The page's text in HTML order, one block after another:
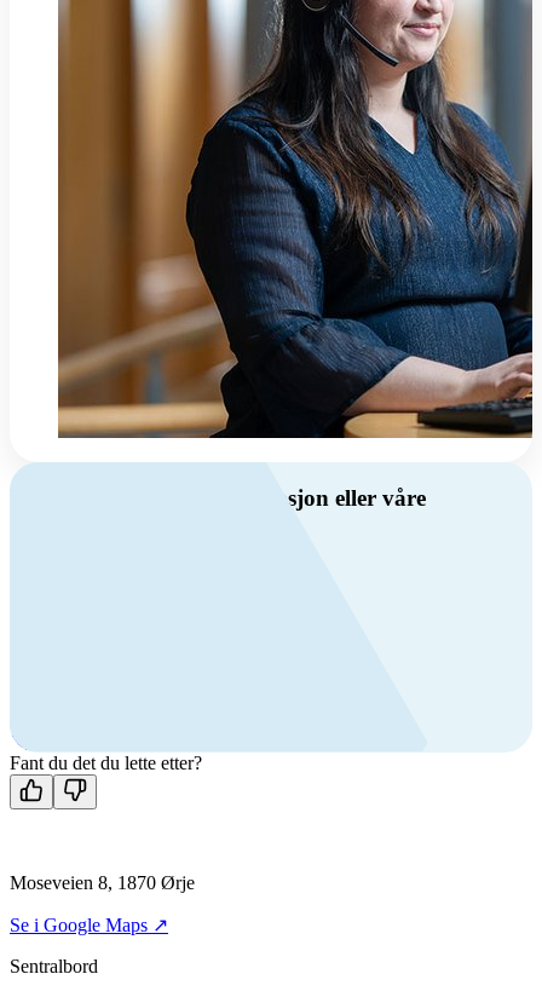
Har du spørsmål om ventilasjon eller våre
Kontakt oss
Fant du det du lette etter?
Moseveien 8, 1870 Ørje
Se i Google Maps ↗
Sentralbord